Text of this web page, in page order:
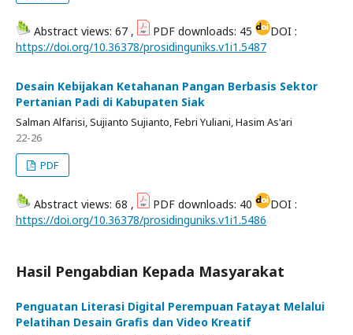
Abstract views: 67 , PDF downloads: 45
DOI :
https://doi.org/10.36378/prosidinguniks.v1i1.5487
Desain Kebijakan Ketahanan Pangan Berbasis Sektor
Pertanian Padi di Kabupaten Siak
Salman Alfarisi, Sujianto Sujianto, Febri Yuliani, Hasim As'ari
22-26
PDF
Abstract views: 68 , PDF downloads: 40
DOI :
https://doi.org/10.36378/prosidinguniks.v1i1.5486
Hasil Pengabdian Kepada Masyarakat
Penguatan Literasi Digital Perempuan Fatayat Melalui
Pelatihan Desain Grafis dan Video Kreatif